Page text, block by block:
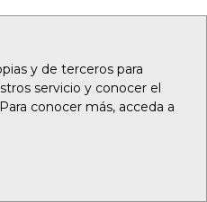
y de terceros para
servicio y conocer el
conocer más, acceda a